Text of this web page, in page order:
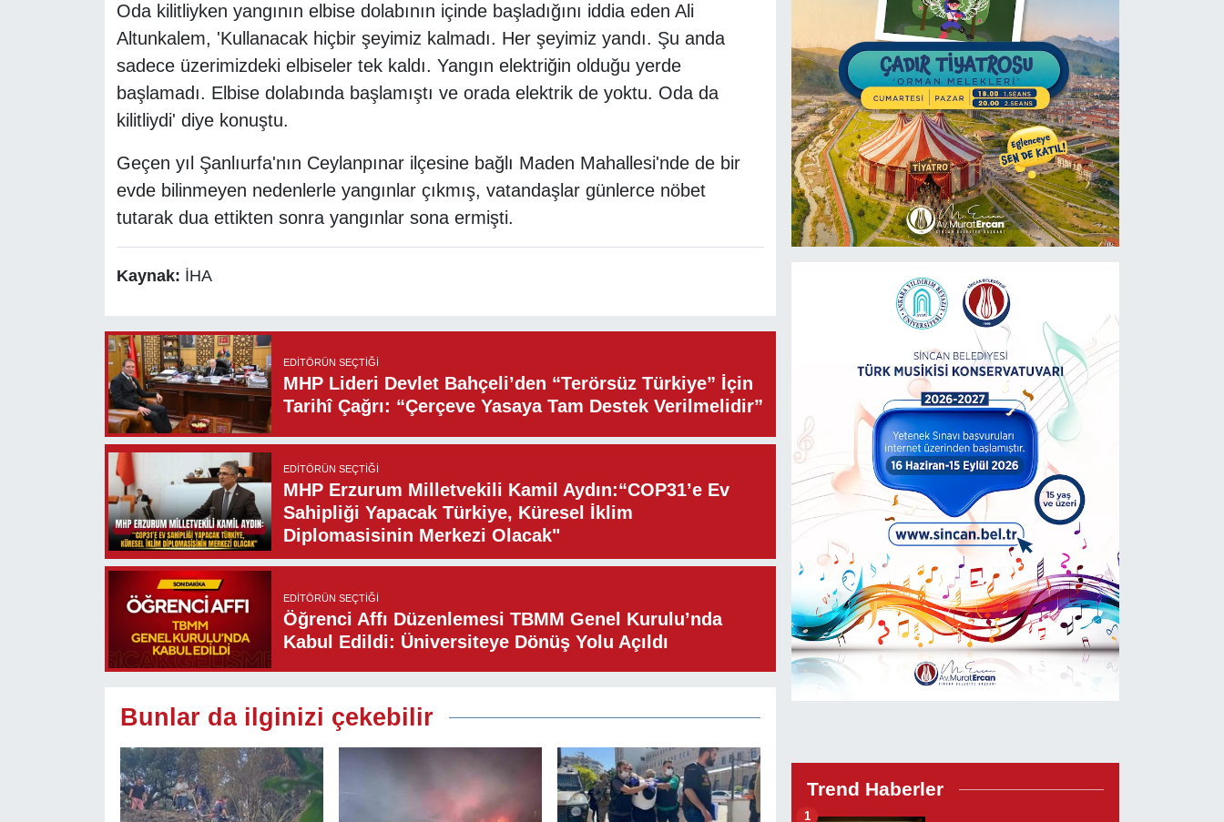
Oda kilitliyken yangının elbise dolabının içinde başladığını iddia eden Ali
Altunkalem, 'Kullanacak hiçbir şeyimiz kalmadı. Her şeyimiz yandı. Şu anda
sadece üzerimizdeki elbiseler tek kaldı. Yangın elektriğin olduğu yerde
başlamadı. Elbise dolabında başlamıştı ve orada elektrik de yoktu. Oda da
kilitliydi' diye konuştu.
Geçen yıl Şanlıurfa'nın Ceylanpınar ilçesine bağlı Maden Mahallesi'nde de bir
evde bilinmeyen nedenlerle yangınlar çıkmış, vatandaşlar günlerce nöbet
tutarak dua ettikten sonra yangınlar sona ermişti.
Kaynak: İHA
EDITÖRÜN SEÇTIĞI
MHP Lideri Devlet Bahçeli’den “Terörsüz Türkiye” İçin
Tarihî Çağrı: “Çerçeve Yasaya Tam Destek Verilmelidir”
EDITÖRÜN SEÇTIĞI
MHP Erzurum Milletvekili Kamil Aydın:“COP31’e Ev
Sahipliği Yapacak Türkiye, Küresel İklim
Diplomasisinin Merkezi Olacak"
EDITÖRÜN SEÇTIĞI
Öğrenci Affı Düzenlemesi TBMM Genel Kurulu’nda
Kabul Edildi: Üniversiteye Dönüş Yolu Açıldı
Bunlar da ilginizi çekebilir
Trend Haberler
1